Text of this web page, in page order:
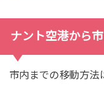
ナント空港から
市内までの移動方法